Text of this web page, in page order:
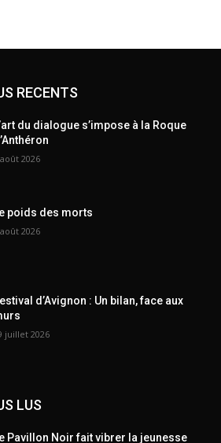
RECENTS
du dialogue s’impose à la Roque
2026
poids des morts
2026
d’Avignon : Un bilan, face aux
juillet 2026
LUS
Pavillon Noir fait vibrer la jeunesse